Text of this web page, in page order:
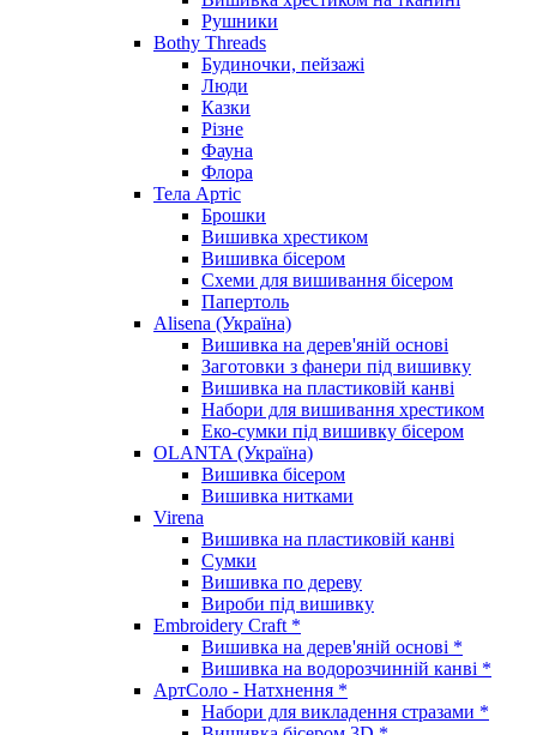
Рушники
Bothy Threads
Будиночки, пейзажі
Люди
Казки
Різне
Фауна
Флора
Тела Артіс
Брошки
Вишивка хрестиком
Вишивка бісером
Схеми для вишивання бісером
Папертоль
Alisena (Україна)
Вишивка на дерев'яній основі
Заготовки з фанери під вишивку
Вишивка на пластиковій канві
Набори для вишивання хрестиком
Еко-сумки під вишивку бісером
OLANTA (Україна)
Вишивка бісером
Вишивка нитками
Virena
Вишивка на пластиковій канві
Сумки
Вишивка по дереву
Вироби під вишивку
Embroidery Craft *
Вишивка на дерев'яній основі *
Вишивка на водорозчинній канві *
АртСоло - Натхнення *
Набори для викладення стразами *